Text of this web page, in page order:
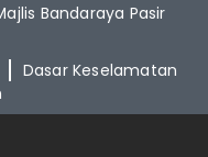
Bandaraya Pasir
Dasar Keselamatan